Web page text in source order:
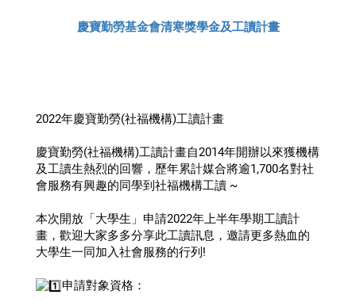
慶寶勤勞基金會清寒獎學金及工讀計畫
2022年慶寶勤勞(社福機構)工讀計畫
慶寶勤勞(社福機構)工讀計畫自2014年開辦以來獲機構
及工讀生熱烈的回響，歷年累計媒合將逾1,700名對社
會服務有興趣的同學到社福機構工讀 ~
本次開放「大學生」申請2022年上半年學期工讀計
畫，歡迎大家多多分享此工讀訊息，邀請更多熱血的
大學生一同加入社會服務的行列!
️申請對象資格：